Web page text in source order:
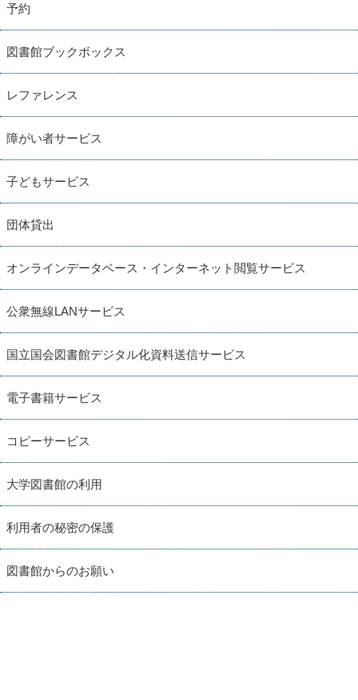
予約
図書館ブックボックス
レファレンス
障がい者サービス
子どもサービス
団体貸出
オンラインデータベース・インターネット閲覧サービス
公衆無線LANサービス
国立国会図書館デジタル化資料送信サービス
電子書籍サービス
コピーサービス
大学図書館の利用
利用者の秘密の保護
図書館からのお願い